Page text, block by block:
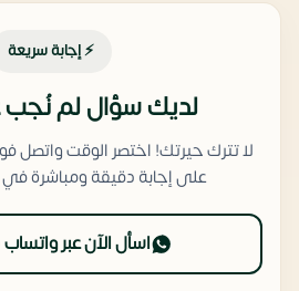
⚡ إجابة سريعة
لديك سؤال لم نُجب
لا تترك حيرتك! اختصر الوقت واتصل
على إجابة دقيقة ومباشرة
اسأل الآن عبر